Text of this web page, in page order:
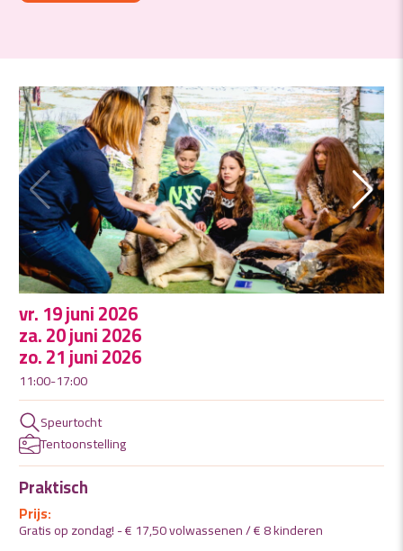
vr. 19 juni 2026
za. 20 juni 2026
zo. 21 juni 2026
11:00-17:00
Speurtocht
Tentoonstelling
Praktisch
Prijs:
Gratis op zondag! - € 17,50 volwassenen / € 8 kinderen